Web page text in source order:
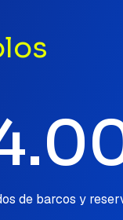
de barcos y